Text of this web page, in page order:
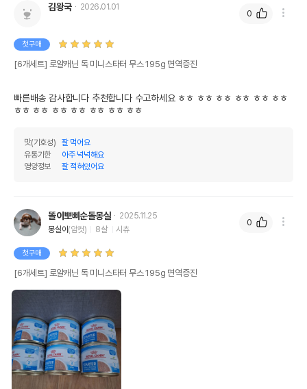
김왕국 2026.01.01
첫구매
[6개세트] 로얄캐닌 독 미니스타터 무스 195g 면역증진
빠른배송 감사합니다 추천합니다 수고하세요 ㅎㅎ ㅎㅎ ㅎㅎ ㅎㅎ ㅎㅎ ㅎㅎ
ㅎㅎ ㅎㅎ ㅎㅎ ㅎㅎ ㅎㅎ ㅎㅎ ㅎㅎ
맛(기호성)
잘 먹어요
유통기한
아주 넉넉해요
영양정보
잘 적혀있어요
0
똘이뽀삐순돌몽실
2025.11.25
몽실이(암컷) 8살 시츄
첫구매
[6개세트] 로얄캐닌 독 미니스타터 무스 195g 면역증진
0